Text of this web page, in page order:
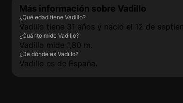
Más información sobre Vadillo
¿Qué edad tiene Vadillo?
Vadillo tiene 31 años y nació el 12 de
¿Cuánto mide Vadillo?
Vadillo mide 1,80 m.
¿De dónde es Vadillo?
Vadillo es de España.